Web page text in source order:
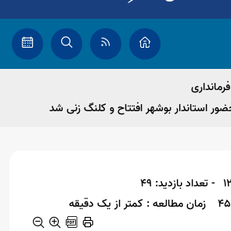
فرمانداری
- تعداد بازدید: 49
زمان مطالعه : کمتر از یک دقیقه